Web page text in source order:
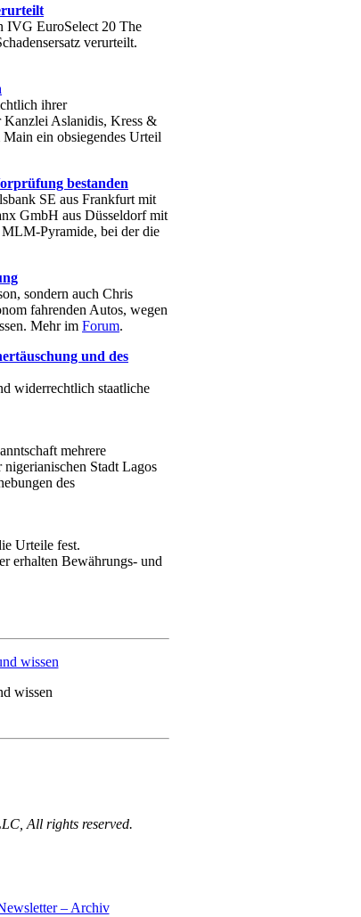
IVG EuroSelect 20 The
verurteilt.
ihrer
Kanzlei Aslanidis, Kress &
ein obsiegendes Urteil
bestanden
SE aus Frankfurt mit
GmbH aus Düsseldorf mit
MLM-Pyramide, bei der die
sondern auch Chris
fahrenden Autos, wegen
Mehr im Forum.
und des
widerrechtlich staatliche
mehrere
Stadt Lagos
des
Urteile fest.
erhalten Bewährungs- und
wissen
All rights reserved.
– Archiv